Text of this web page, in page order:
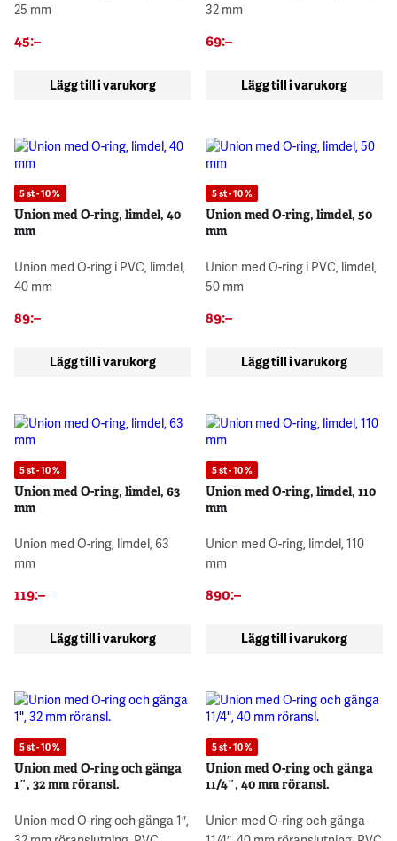
25 mm
45:–
Lägg till i varukorg
32 mm
69:–
Lägg till i varukorg
5 st - 10 %
Union med O-ring, limdel, 40
mm
Union med O-ring i PVC, limdel,
40 mm
89:–
Lägg till i varukorg
5 st - 10 %
Union med O-ring, limdel, 50
mm
Union med O-ring i PVC, limdel,
50 mm
89:–
Lägg till i varukorg
5 st - 10 %
Union med O-ring, limdel, 63
mm
Union med O-ring, limdel, 63
mm
119:–
Lägg till i varukorg
5 st - 10 %
Union med O-ring, limdel, 110
mm
Union med O-ring, limdel, 110
mm
890:–
Lägg till i varukorg
5 st - 10 %
Union med O-ring och gänga
1″, 32 mm röransl.
Union med O-ring och gänga 1″,
5 st - 10 %
Union med O-ring och gänga
11/4″, 40 mm röransl.
Union med O-ring och gänga